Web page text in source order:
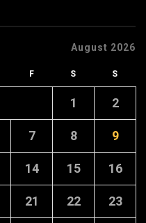
August 2026
F S S
1 2
7 8 9
14 15 16
21 22 23